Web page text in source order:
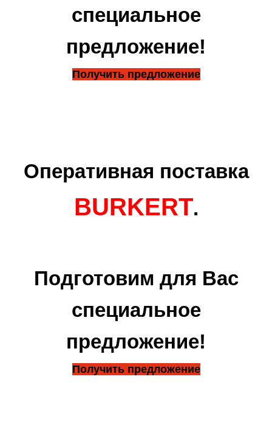
специальное
предложение!
Получить предложение
Оперативная поставка
BURKERT.
Подготовим для Вас
специальное
предложение!
Получить предложение